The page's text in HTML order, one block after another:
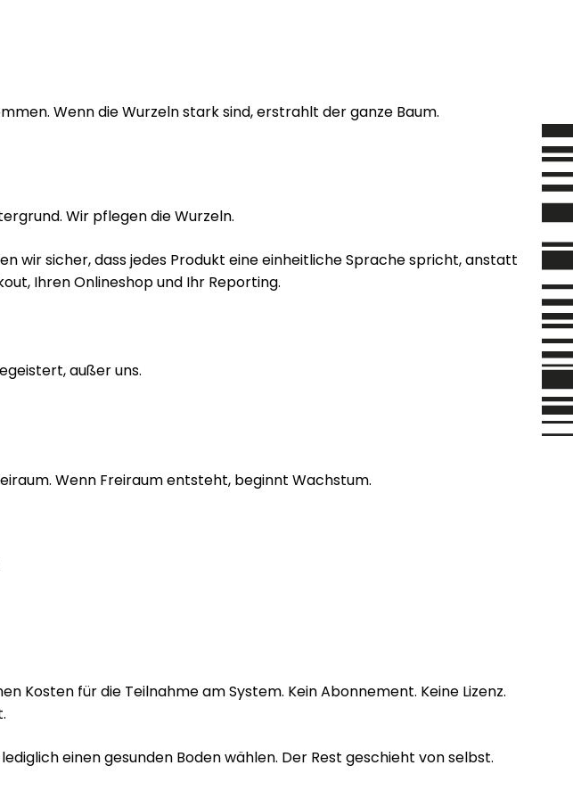
Wenn die Wurzeln stark sind, erstrahlt der ganze Baum.
Wir pflegen die Wurzeln.
wir sicher, dass jedes Produkt eine einheitliche Sprache spricht, anstatt
Ihren Onlineshop und Ihr Reporting.
außer uns.
Wenn Freiraum entsteht, beginnt Wachstum.
Kosten für die Teilnahme am System. Kein Abonnement. Keine Lizenz.
einen gesunden Boden wählen. Der Rest geschieht von selbst.